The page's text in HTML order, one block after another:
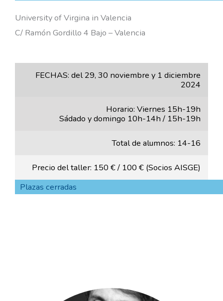
University of Virgina in Valencia
C/ Ramón Gordillo 4 Bajo – Valencia
FECHAS: del 29, 30 noviembre y 1 diciembre
2024
Horario: Viernes 15h-19h
Sádado y domingo 10h-14h / 15h-19h
Total de alumnos: 14-16
Precio del taller: 150 € / 100 € (Socios AISGE)
Plazas cerradas